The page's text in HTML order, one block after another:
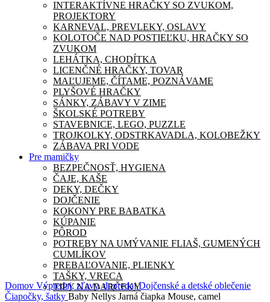
INTERAKTÍVNE HRAČKY SO ZVUKOM,
PROJEKTORY
KARNEVAL, PREVLEKY, OSLAVY
KOLOTOČE NAD POSTIEĽKU, HRAČKY SO
ZVUKOM
LEHÁTKA, CHODÍTKA
LICENČNÉ HRAČKY, TOVAR
MAĽUJEME, ČÍTAME, POZNÁVAME
PLYŠOVÉ HRAČKY
SÁNKY, ZÁBAVY V ZIME
ŠKOLSKÉ POTREBY
STAVEBNICE, LEGO, PUZZLE
TROJKOLKY, ODSTRKAVADLA, KOLOBEŽKY
ZÁBAVA PRI VODE
Pre mamičky
BEZPEČNOSŤ, HYGIENA
ČAJE, KAŠE
DEKY, DEČKY
DOJČENIE
KOKONY PRE BABATKA
KÚPANIE
PÔROD
POTREBY NA UMÝVANIE FLIAŠ, GUMENÝCH
CUMLÍKOV
PREBAĽOVANIE, PLIENKY
TAŠKY, VRECA
TIPY NA DARČEKY
Domov Výpredaj, zľavy, dopredajDojčenské a detské oblečenie
Čiapočky, šatky Baby Nellys Jarná čiapka Mouse, camel